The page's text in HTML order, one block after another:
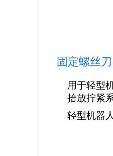
固定螺丝
用于轻型
拾放拧紧
轻型机器